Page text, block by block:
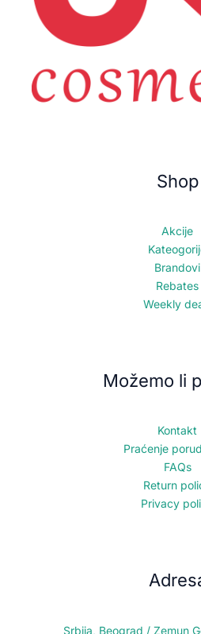
Shop
Akcije
Brandovi
Rebates
Weekly
Možemo li
Kontakt
Praćenje
FAQs
Return
Privacy
Srbija, Beograd / Zemun